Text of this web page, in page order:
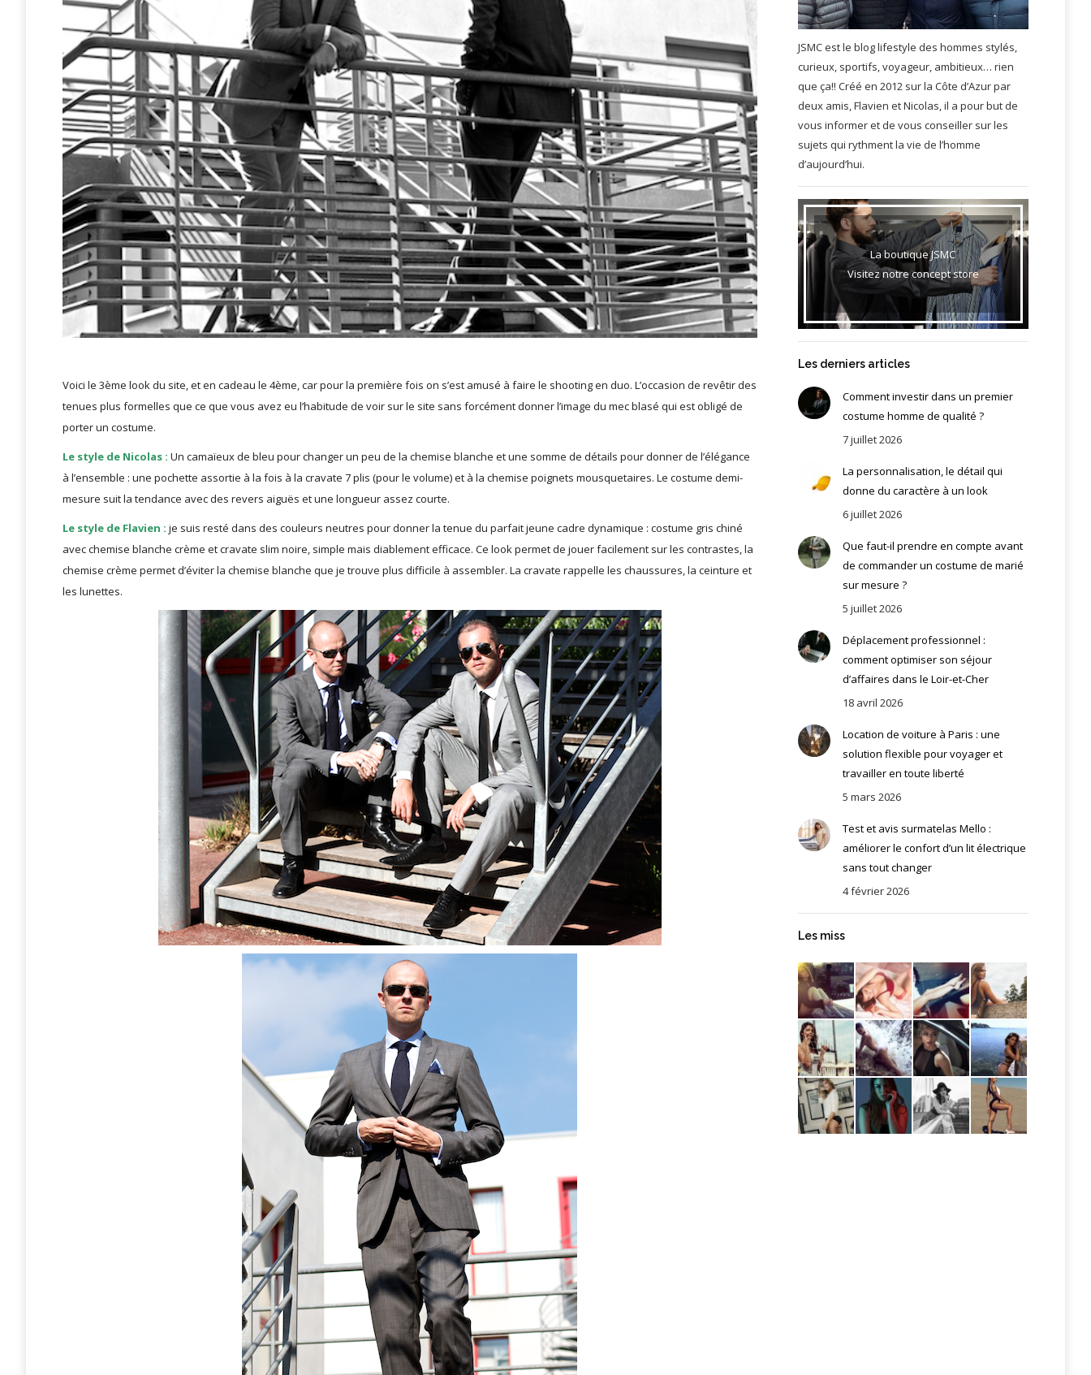
Voici le 3ème look du site, et en cadeau le 4ème, car pour la première fois on s’est amusé à faire le shooting en duo. L’occasion de revêtir des
tenues plus formelles que ce que vous avez eu l’habitude de voir sur le site sans forcément donner l’image du mec blasé qui est obligé de
porter un costume.
Le style de Nicolas : Un camaïeux de bleu pour changer un peu de la chemise blanche et une somme de détails pour donner de l’élégance
à l’ensemble : une pochette assortie à la fois à la cravate 7 plis (pour le volume) et à la chemise poignets mousquetaires. Le costume demi-
mesure suit la tendance avec des revers aiguës et une longueur assez courte.
Le style de Flavien : je suis resté dans des couleurs neutres pour donner la tenue du parfait jeune cadre dynamique : costume gris chiné
avec chemise blanche crème et cravate slim noire, simple mais diablement efficace. Ce look permet de jouer facilement sur les contrastes, la
chemise crème permet d’éviter la chemise blanche que je trouve plus difficile à assembler. La cravate rappelle les chaussures, la ceinture et
les lunettes.
JSMC est le blog lifestyle des hommes stylés,
curieux, sportifs, voyageur, ambitieux… rien
que ça!! Créé en 2012 sur la Côte d’Azur par
deux amis, Flavien et Nicolas, il a pour but de
vous informer et de vous conseiller sur les
sujets qui rythment la vie de l’homme
d’aujourd’hui.
La boutique JSMC
Visitez notre concept store
Les derniers articles
Comment investir dans un premier
costume homme de qualité ?
7 juillet 2026
La personnalisation, le détail qui
donne du caractère à un look
6 juillet 2026
Que faut-il prendre en compte avant
de commander un costume de marié
sur mesure ?
5 juillet 2026
Déplacement professionnel :
comment optimiser son séjour
d’affaires dans le Loir-et-Cher
18 avril 2026
Location de voiture à Paris : une
solution flexible pour voyager et
travailler en toute liberté
5 mars 2026
Test et avis surmatelas Mello :
améliorer le confort d’un lit électrique
sans tout changer
4 février 2026
Les miss